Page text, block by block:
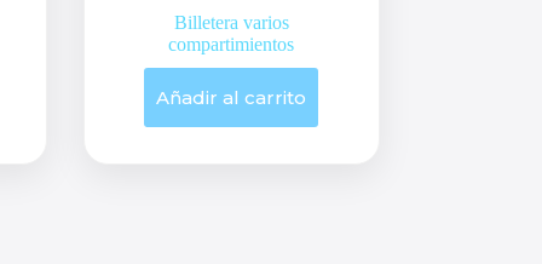
Billetera varios
compartimientos
Añadir al carrito